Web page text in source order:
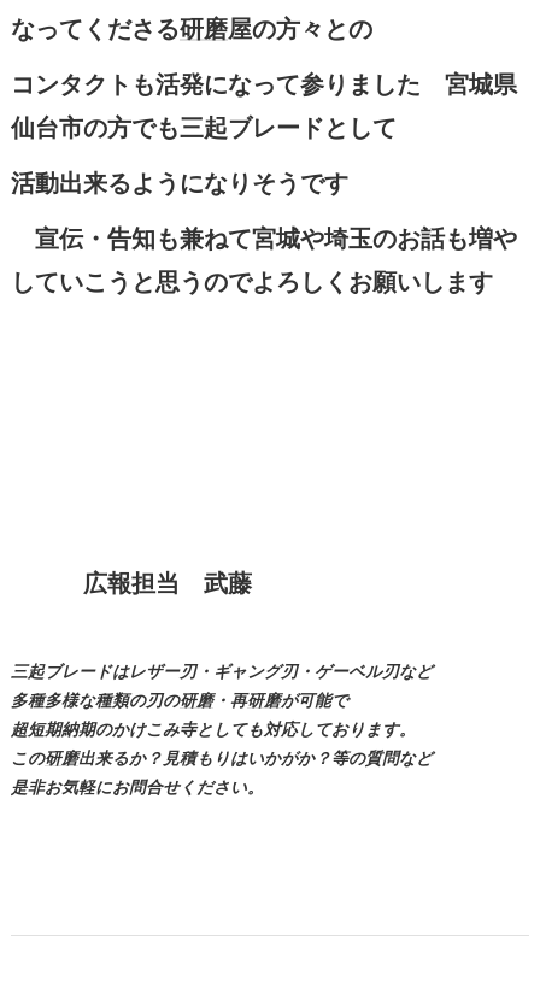
なってくださる研磨屋の方々との
コンタクトも活発になって参りました 宮城県
仙台市の方でも三起ブレードとして
活動出来るようになりそうです
宣伝・告知も兼ねて宮城や埼玉のお話も増や
していこうと思うのでよろしくお願いします
広報担当 武藤
三起ブレードはレザー刃・ギャング刃・ゲーベル刃など
多種多様な種類の刃の研磨・再研磨が可能で
超短期納期のかけこみ寺としても対応しております。
この研磨出来るか？見積もりはいかがか？等の質問など
是非お気軽にお問合せください。